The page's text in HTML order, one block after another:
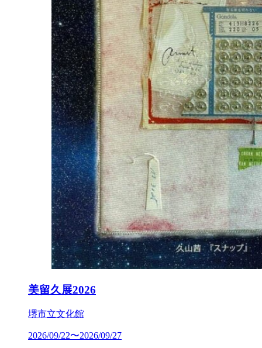
美留久展2026
堺市立文化館
2026/09/22〜2026/09/27